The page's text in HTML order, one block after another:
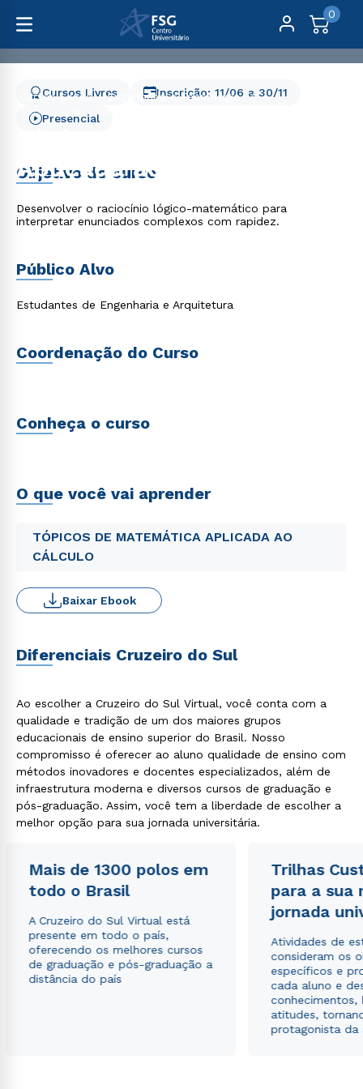
0
Cursos Livres
Engenharia e Tecnologia
Tópicos de Matemática Aplicada ao Cálculo
Aplicada ao Cálculo
Cursos Livres
Presencial
Inscrição: 11/06 a 30/11
Objetivo do curso
Desenvolver o raciocínio lógico-matemático para
interpretar enunciados complexos com rapidez.
Público Alvo
Estudantes de Engenharia e Arquitetura
Coordenação do Curso
Conheça o curso
O que você vai aprender
TÓPICOS DE MATEMÁTICA APLICADA AO
CÁLCULO
Baixar Ebook
Diferenciais Cruzeiro do Sul
Ao escolher a Cruzeiro do Sul Virtual, você conta com a
qualidade e tradição de um dos maiores grupos
educacionais de ensino superior do Brasil. Nosso
compromisso é oferecer ao aluno qualidade de ensino com
métodos inovadores e docentes especializados, além de
infraestrutura moderna e diversos cursos de graduação e
pós-graduação. Assim, você tem a liberdade de escolher a
melhor opção para sua jornada universitária.
Mais de 1300 polos em
todo o Brasil
A Cruzeiro do Sul Virtual está
presente em todo o país,
oferecendo os melhores cursos
de graduação e pós-graduação a
distância do país
Trilhas
para a sua
jornada
Atividades de
consideram os
específicos e
cada aluno e
conhecimentos,
atitudes,
protagonista da